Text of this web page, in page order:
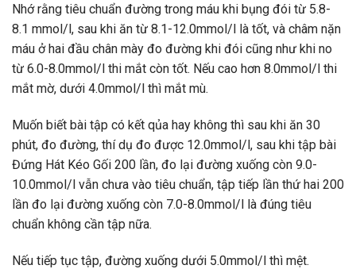
Nhớ rằng tiêu chuẩn đường trong máu khi bụng đói từ 5.8-
8.1 mmol/l, sau khi ăn từ 8.1-12.0mmol/l là tốt, và châm nặn
máu ở hai đầu chân mày đo đường khi đói cũng như khi no
từ 6.0-8.0mmol/l thi mắt còn tốt. Nếu cao hơn 8.0mmol/l thi
mắt mờ, dưới 4.0mmol/l thì mắt mù.
Muốn biết bài tập có kết qủa hay không thì sau khi ăn 30
phút, đo đường, thí dụ đo được 12.0mmol/l, sau khi tập bài
Đứng Hát Kéo Gối 200 lần, đo lại đường xuống còn 9.0-
10.0mmol/l vẫn chưa vào tiêu chuẩn, tập tiếp lần thứ hai 200
lần đo lại đường xuống còn 7.0-8.0mmol/l là đúng tiêu
chuẩn không cần tập nữa.
Nếu tiếp tục tập, đường xuống dưới 5.0mmol/l thì mệt.